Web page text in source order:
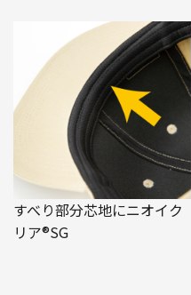
すべり部分芯地にニオイク
リア®SG